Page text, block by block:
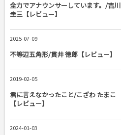
全力でアナウンサーしています。/吉川
圭三【レビュー】
2025-07-09
不等辺五角形/貫井 徳郎【レビュー】
2019-02-05
君に言えなかったこと/こざわ たまこ
【レビュー】
2024-01-03